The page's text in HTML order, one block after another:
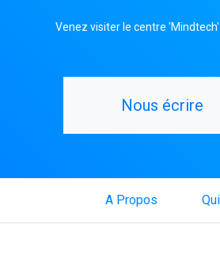
Venez visiter le centre
Nous écrire
A Propos (current)